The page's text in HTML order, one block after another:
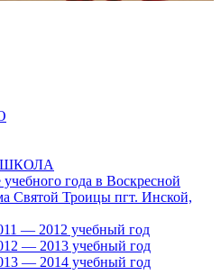
года в Воскресной
Святой Троицы пгт. Инской,
— 2012 учебный год
— 2013 учебный год
— 2014 учебный год